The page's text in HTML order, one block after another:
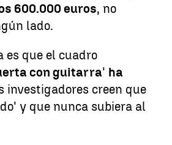
600.000 euros, no
lado.
es que el cuadro
con guitarra' ha
investigadores creen que
y que nunca subiera al